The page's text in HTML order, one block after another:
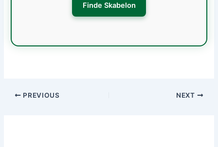
Finde Skabelon
PREVIOUS NEXT